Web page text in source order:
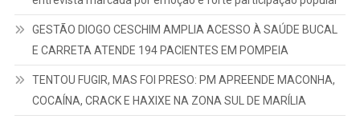
GESTÃO DIOGO CESCHIM AMPLIA ACESSO À SAÚDE BUCAL
E CARRETA ATENDE 194 PACIENTES EM POMPEIA
TENTOU FUGIR, MAS FOI PRESO: PM APREENDE MACONHA,
COCAÍNA, CRACK E HAXIXE NA ZONA SUL DE MARÍLIA